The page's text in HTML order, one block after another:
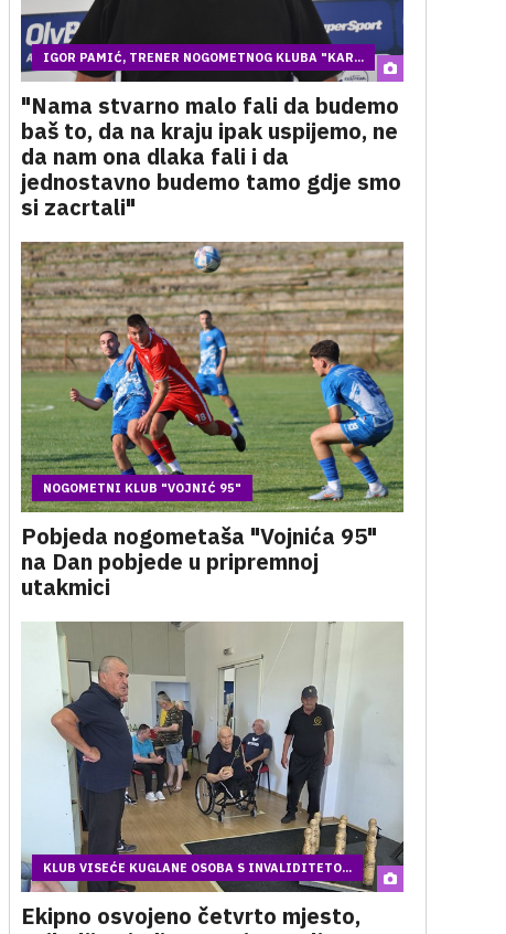
IGOR PAMIĆ, TRENER NOGOMETNOG KLUBA "KAR...
"Nama stvarno malo fali da budemo
baš to, da na kraju ipak uspijemo, ne
da nam ona dlaka fali i da
jednostavno budemo tamo gdje smo
si zacrtali"
NOGOMETNI KLUB "VOJNIĆ 95"
Pobjeda nogometaša "Vojnića 95"
na Dan pobjede u pripremnoj
utakmici
KLUB VISEĆE KUGLANE OSOBA S INVALIDITETO...
Ekipno osvojeno četvrto mjesto,